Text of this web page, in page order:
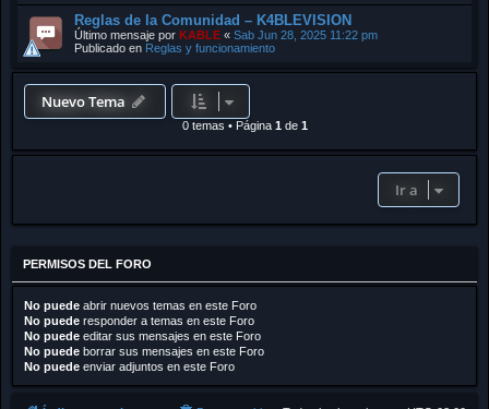
Reglas de la Comunidad – K4BLEVISION
Último mensaje por KABLE « Sab Jun 28, 2025 11:22 pm
Publicado en Reglas y funcionamiento
Nuevo Tema
0 temas • Página 1 de 1
Ir a
PERMISOS DEL FORO
No puede abrir nuevos temas en este Foro
No puede responder a temas en este Foro
No puede editar sus mensajes en este Foro
No puede borrar sus mensajes en este Foro
No puede enviar adjuntos en este Foro